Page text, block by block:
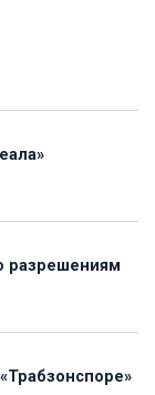
разрешениям